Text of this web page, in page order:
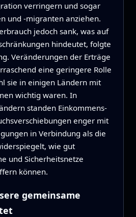
verringern und sogar
und -migranten anziehen.
jedoch sank, was auf
hindeutet, folgte
Veränderungen der Erträge
eine geringere Rolle
sie in einigen Ländern mit
wichtig waren. In
standen Einkommens-
enger mit
in Verbindung als die
wie gut
und Sicherheitsnetze
können.
gemeinsame